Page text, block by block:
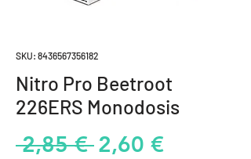
SKU: 8436567356182
Nitro Pro Beetroot
226ERS Monodosis
2,85 € Precio
2,60 €Precio